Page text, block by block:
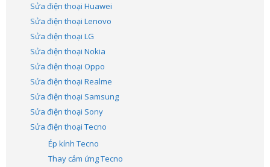
Sửa điện thoại Huawei
Sửa điện thoại Lenovo
Sửa điện thoại LG
Sửa điện thoại Nokia
Sửa điện thoại Oppo
Sửa điện thoại Realme
Sửa điện thoại Samsung
Sửa điện thoại Sony
Sửa điện thoại Tecno
Ép kính Tecno
Thay cảm ứng Tecno